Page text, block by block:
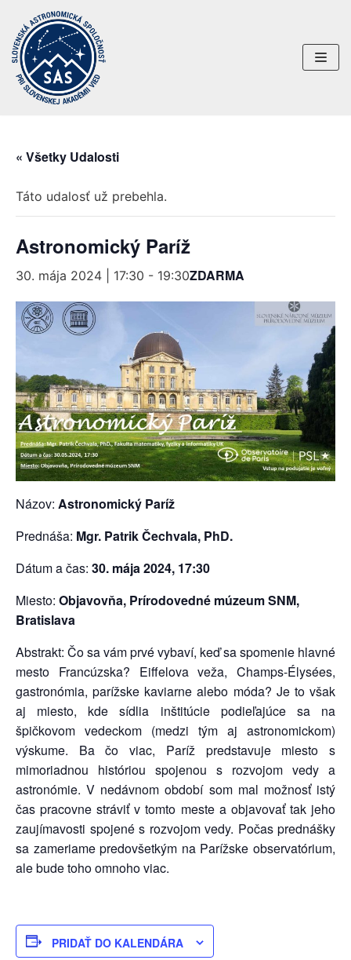
Preskočiť
na
obsah
« Všetky Udalosti
Táto udalosť už prebehla.
Astronomický Paríž
30. mája 2024 | 17:30 - 19:30ZDARMA
Názov: Astronomický Paríž
Prednáša: Mgr. Patrik Čechvala, PhD.
Dátum a čas: 30. mája 2024, 17:30
Miesto: Objavovňa, Prírodovedné múzeum SNM,
Bratislava
Abstrakt: Čo sa vám prvé vybaví, keď sa spomenie hlavné
mesto Francúzska? Eiffelova veža, Champs-Élysées,
gastronómia, parížske kaviarne alebo móda? Je to však
aj miesto, kde sídlia inštitúcie podieľajúce sa na
špičkovom vedeckom (medzi tým aj astronomickom)
výskume. Ba čo viac, Paríž predstavuje miesto s
mimoriadnou históriou spojenou s rozvojom vedy a
astronómie. V nedávnom období som mal možnosť istý
čas pracovne stráviť v tomto meste a objavovať tak jeho
zaujímavosti spojené s rozvojom vedy. Počas prednášky
sa zameriame predovšetkým na Parížske observatórium,
ale bude toho omnoho viac.
PRIDAŤ DO KALENDÁRA